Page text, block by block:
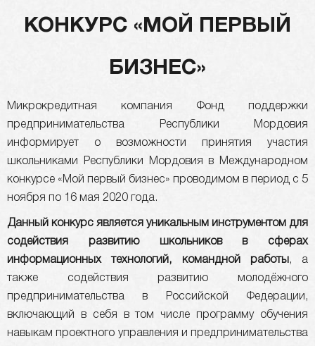
КОНКУРС «МОЙ ПЕРВЫЙ
БИЗНЕС»
Микрокредитная компания Фонд поддержки
предпринимательства Республики Мордовия
информирует о возможности принятия участия
школьниками Республики Мордовия в Международном
конкурсе «Мой первый бизнес» проводимом в период с 5
ноября по 16 мая 2020 года.
Данный конкурс является уникальным инструментом для
содействия развитию школьников в сферах
информационных технологий, командной работы , а
также содействия развитию молодёжного
предпринимательства в Российской Федерации,
включающий в себя в том числе программу обучения
навыкам проектного управления и предпринимательства